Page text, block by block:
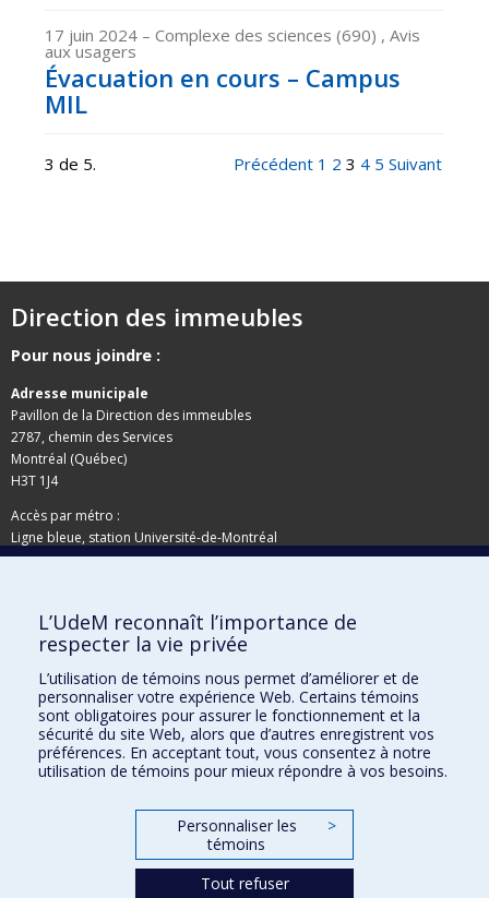
17 juin 2024 – Complexe des sciences (690) , Avis
aux usagers
Évacuation en cours – Campus
MIL
3 de 5. Précédent 1 2 3 4 5 Suivant
Direction des immeubles
Pour nous joindre :
Adresse municipale
Pavillon de la Direction des immeubles
2787, chemin des Services
Montréal (Québec)
H3T 1J4
Accès par métro :
Ligne bleue, station Université-de-Montréal
Pavillon de la Direction des immeubles
C.P. 6128, succursale Centre-ville
Montréal (Québec)
H3C 3J7
Besoin d'aide ?
Joindre l'équipe
L’UdeM reconnaît l’importance de
respecter la vie privée
L’utilisation de témoins nous permet d’améliorer et de
personnaliser votre expérience Web. Certains témoins
sont obligatoires pour assurer le fonctionnement et la
sécurité du site Web, alors que d’autres enregistrent vos
préférences. En acceptant tout, vous consentez à notre
utilisation de témoins pour mieux répondre à vos besoins.
Personnaliser les
témoins
>
Tout refuser